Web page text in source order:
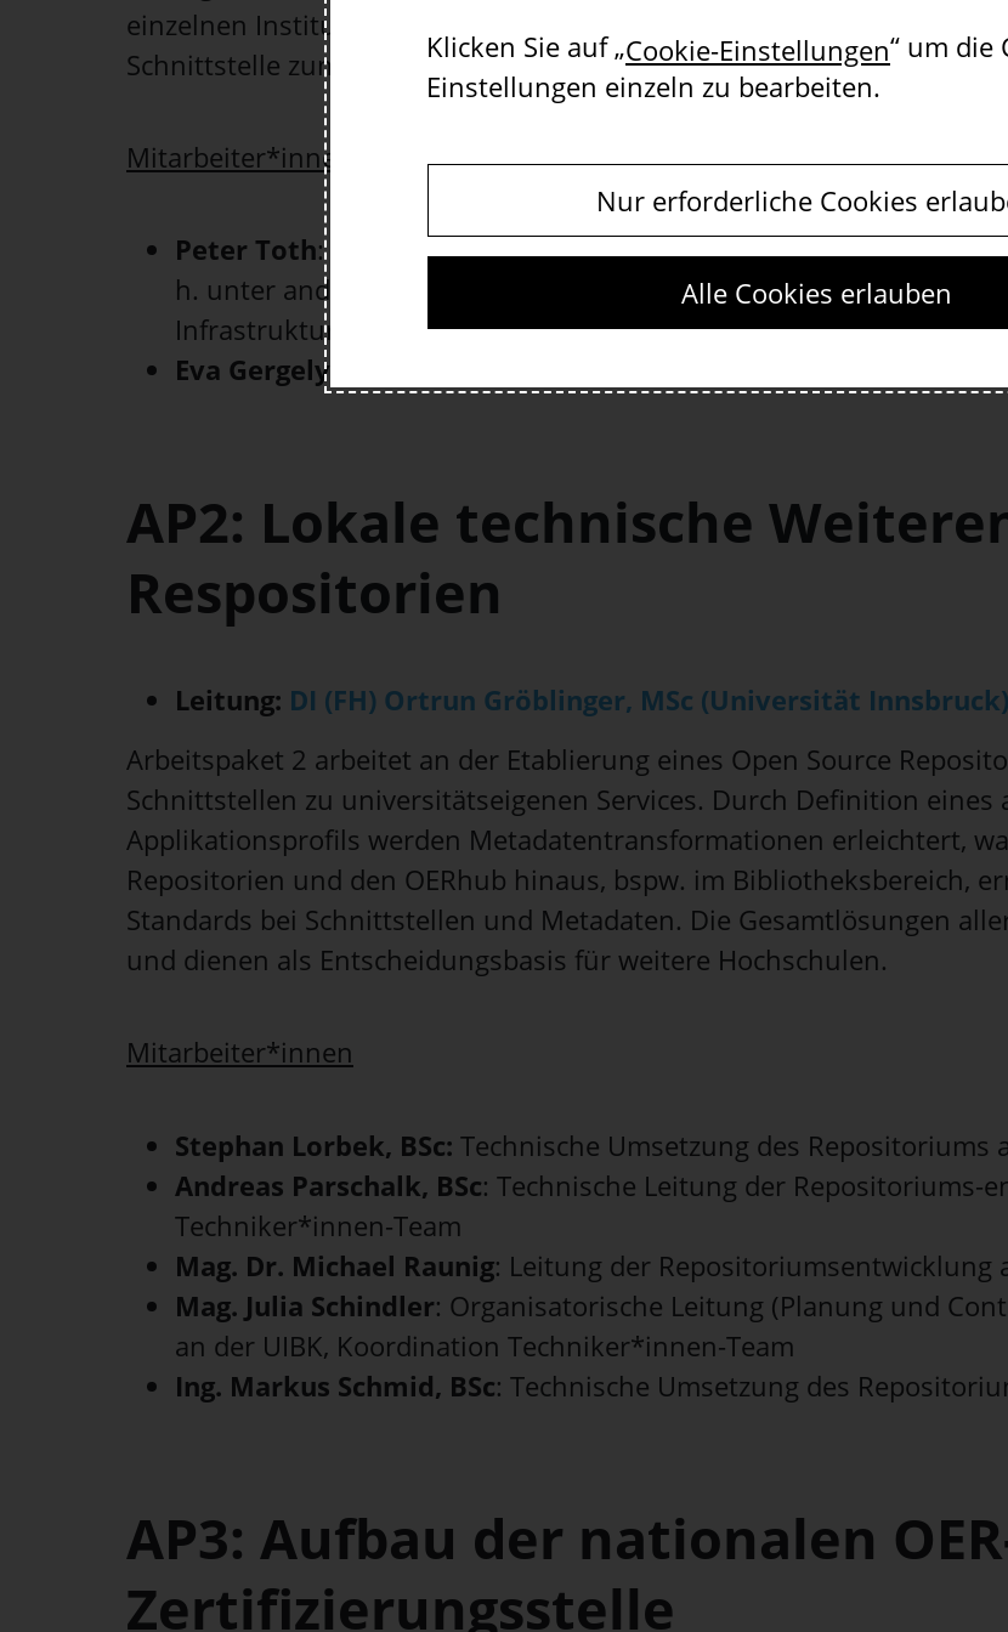
einzelnen Institutionen erhoben und anhand des Datenflusses
Schnittstelle zum Fachportal.
Mitarbeiter*innen
Peter Toth: IT-Systemarchitekt für die Weiterentwicklung des
h. unter anderem: Entwicklung und Implementierung von
Infrastrukturen; Einbindung der lokalen Systeme der
Eva Gergely, BSc
AP2: Lokale technische
Respositorien
Leitung: DI (FH) Ortrun Gröblinger, MSc (Universität Innsbruck)
Arbeitspaket 2 arbeitet an der Etablierung eines Open Source
Schnittstellen zu universitätseigenen Services. Durch Definition eines
Applikationsprofils werden Metadatentransformationen erleichtert,
Repositorien und den OERhub hinaus, bspw. im Bibliotheksbereich,
Standards bei Schnittstellen und Metadaten. Die Gesamtlösungen
und dienen als Entscheidungsbasis für weitere Hochschulen.
Mitarbeiter*innen
Stephan Lorbek, BSc: Technische Umsetzung des Repositoriums
Andreas Parschalk, BSc: Technische Leitung der Repositoriums-
Techniker*innen-Team
Mag. Dr. Michael Raunig: Leitung der Repositoriumsentwicklung
Mag. Julia Schindler: Organisatorische Leitung (Planung und
an der UIBK, Koordination Techniker*innen-Team
Ing. Markus Schmid, BSc: Technische Umsetzung des
AP3: Aufbau der nationalen
Zertifizierungsstelle
Klicken Sie auf „Cookie-Einstellungen“ um die
Einstellungen einzeln zu bearbeiten.
Nur erforderliche Cookies
Alle Cookies erlauben